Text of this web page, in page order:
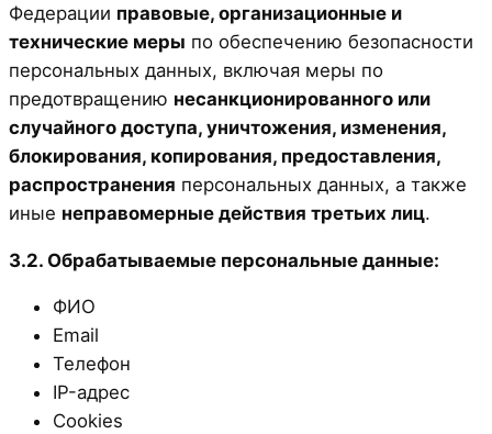
Федерации правовые, организационные и
технические меры по обеспечению безопасности
персональных данных, включая меры по
предотвращению несанкционированного или
случайного доступа, уничтожения, изменения,
блокирования, копирования, предоставления,
распространения персональных данных, а также
иные неправомерные действия третьих лиц.
3.2. Обрабатываемые персональные данные:
ФИО
Email
Телефон
IP-адрес
Cookies